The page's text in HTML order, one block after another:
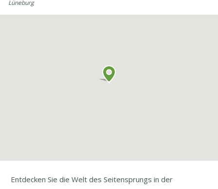
Lüneburg
Entdecken Sie die Welt des Seitensprungs in der